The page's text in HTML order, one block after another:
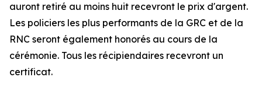
auront retiré au moins huit recevront le prix d'argent.
Les policiers les plus performants de la GRC et de la
RNC seront également honorés au cours de la
cérémonie. Tous les récipiendaires recevront un
certificat.